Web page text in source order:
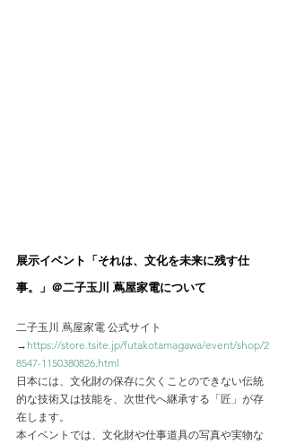
展示イベント「それは、文化を未来に残す仕
事。」＠二子玉川 蔦屋家電について
二子玉川 蔦屋家電 公式サイト
→ https://store.tsite.jp/futakotamagawa/event/shop/2
8547-1150380826.html
日本には、文化財の保存に欠くことのできない伝統
的な技術又は技能を、次世代へ継承する「匠」が存
在します。
本イベントでは、文化財や仕事道具の写真や実物な